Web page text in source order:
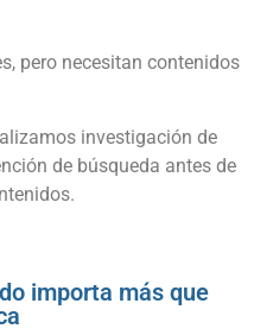
pero necesitan contenidos
investigación de
de búsqueda antes de
importa más que